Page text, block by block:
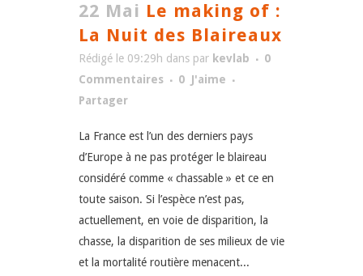
22 Mai Le making of :
La Nuit des Blaireaux
Rédigé le 09:29h dans par kevlab
0
Commentaires
0 J'aime
Partager
La France est l’un des derniers pays
d’Europe à ne pas protéger le blaireau
considéré comme « chassable » et ce en
toute saison. Si l’espèce n’est pas,
actuellement, en voie de disparition, la
chasse, la disparition de ses milieux de vie
et la mortalité routière menacent...